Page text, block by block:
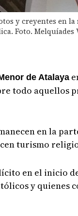
y creyentes en
Foto. Melquíades
de Atalaya
todo aquellos
en la
turismo
en el inicio
y quienes